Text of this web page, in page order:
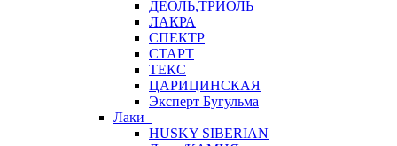
ДЕОЛЬ,ТРИОЛЬ
ЛАКРА
СПЕКТР
СТАРТ
ТЕКС
ЦАРИЦИНСКАЯ
Эксперт Бугульма
Лаки
HUSKY SIBERIAN